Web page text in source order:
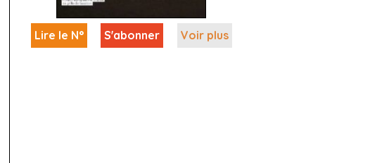
Lire le N° S'abonner Voir plus